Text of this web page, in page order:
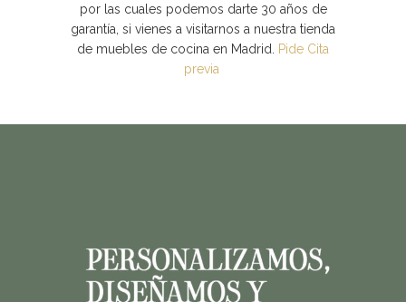
por las cuales podemos darte 30 años de
garantía, si vienes a visitarnos a nuestra tienda
de muebles de cocina en Madrid.
Pide Cita
previa